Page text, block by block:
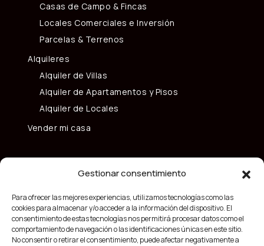
Gestionar consentimiento
Para ofrecer las mejores experiencias, utilizamos tecnologías como las
cookies para almacenar y/o acceder a la información del dispositivo. El
consentimiento de estas tecnologías nos permitirá procesar datos como el
comportamiento de navegación o las identificaciones únicas en este sitio.
No consentir o retirar el consentimiento, puede afectar negativamente a
Casas de Campo & Fincas
Locales Comerciales e Inversión
Parcelas & Terrenos
Alquileres
Alquiler de Villas
Alquiler de Apartamentos y Pisos
Alquiler de Locales
Vender mi casa